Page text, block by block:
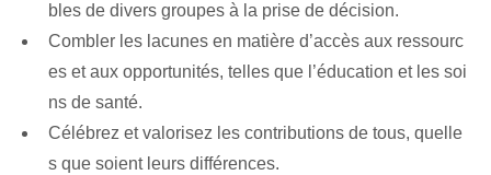
bles de divers groupes à la prise de décision.
Combler les lacunes en matière d’accès aux ressourc
es et aux opportunités, telles que l’éducation et les soi
ns de santé.
Célébrez et valorisez les contributions de tous, quelle
s que soient leurs différences.